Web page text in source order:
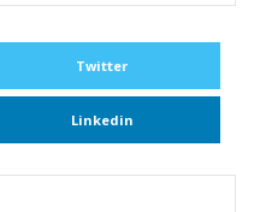
Twitter
Linkedin